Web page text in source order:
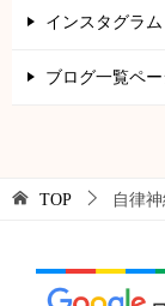
インスタグラム
ブログ一覧ペー
TOP 自律